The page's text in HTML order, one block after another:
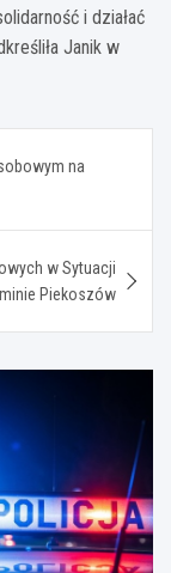
i działać
Janik w
na
w Sytuacji
Piekoszów